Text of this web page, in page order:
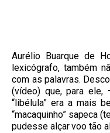
Aurélio Buarque de
lexicógrafo, também
com as palavras.
(vídeo) que, para
“libélula” era a mais
“macaquinho” sapeca
pudesse alçar voo tão